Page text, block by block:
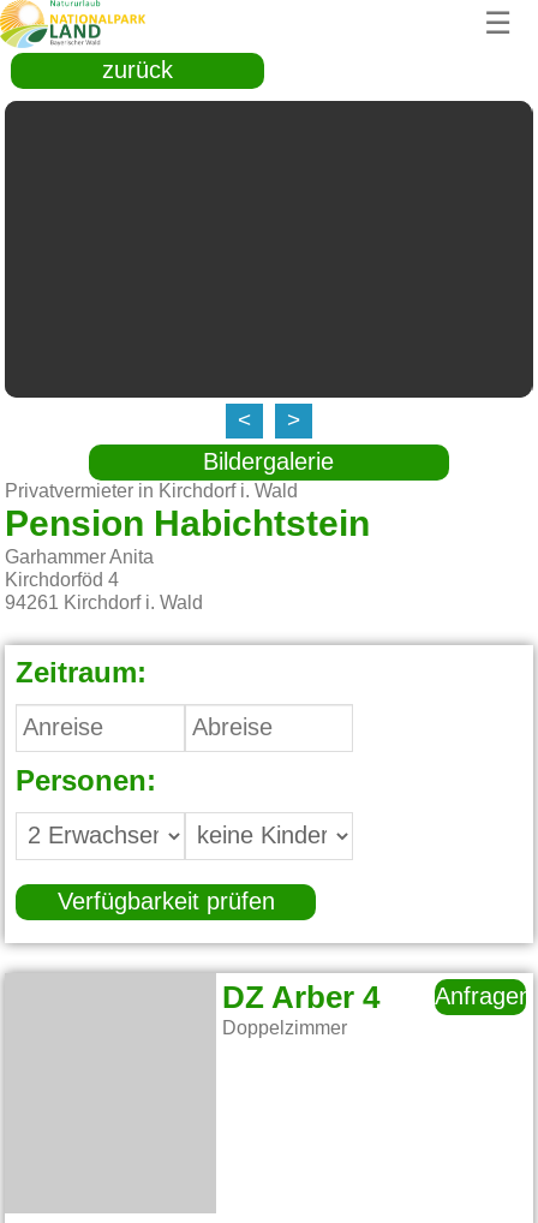
☰
zurück
< >
Bildergalerie
Privatvermieter in Kirchdorf i. Wald
Pension Habichtstein
Garhammer Anita
Kirchdorföd 4
94261 Kirchdorf i. Wald
Zeitraum:
Personen:
Verfügbarkeit prüfen
DZ Arber 4
Doppelzimmer
Anfragen